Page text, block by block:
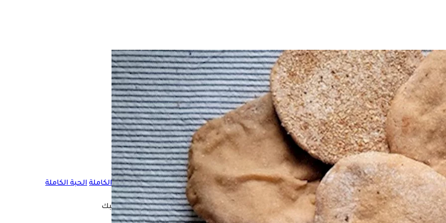
بعد تداول معلومات تفيد بأنه أكثر فائدة للجسم من باقي أنواع الخبز، فهل هذا صحيح؟
خبزخبز الحبة الكاملة الحبة الكاملة
فيديو قد يعجبك